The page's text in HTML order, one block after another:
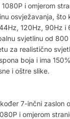
i omjerom
osvježavanja, što
120Hz, 90Hz i
svjetlinu od
za realistično
boja i ima
i oštre slike.
7-inčni zaslon
i omjerom